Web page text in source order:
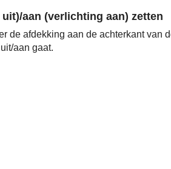
aan (verlichting aan) zetten
de afdekking aan de achterkant van
aan gaat.